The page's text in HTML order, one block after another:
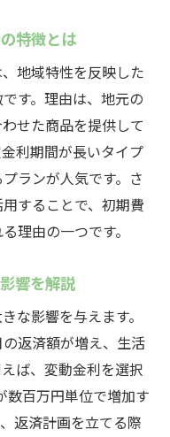
ーンプランの立て
見直しポイント
金シミュレーショ
負担を軽減する方
選ぶ方法
ン優遇策の活用法
ン比較のポイント
なるコツと注意点
特徴とは
地域特性を反映した
す。理由は、地元の
せた商品を提供して
利期間が長いタイプ
ランが人気です。さ
することで、初期費
理由の一つです。
響を解説
な影響を与えます。
返済額が増え、生活
ば、変動金利を選択
数百万円単位で増加す
返済計画を立てる際